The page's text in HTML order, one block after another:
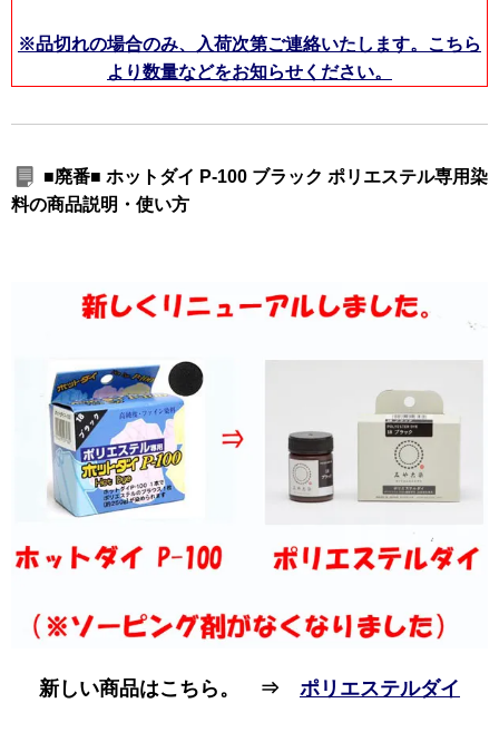
※品切れの場合のみ、入荷次第ご連絡いたします。こちら
より数量などをお知らせください。
■廃番■ ホットダイ P-100 ブラック ポリエステル専用染
料の商品説明・使い方
新しい商品はこちら。 ⇒ ポリエステルダイ